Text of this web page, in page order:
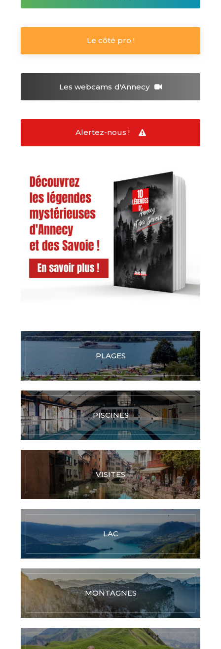
Le côté pro !
Les webcams d'Annecy
Alertez-nous !
PLAGES
PISCINES
VISITES
LAC
MONTAGNES